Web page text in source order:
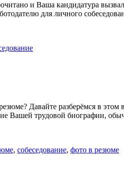
и Ваша кандидатура
для личного
Давайте разберёмся в
Вашей трудовой биографии,
, собеседование, фото в резюме